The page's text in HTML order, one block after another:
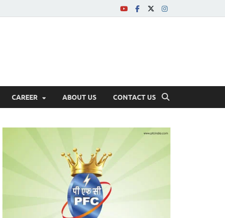
CAREER ABOUT US CONTACT US